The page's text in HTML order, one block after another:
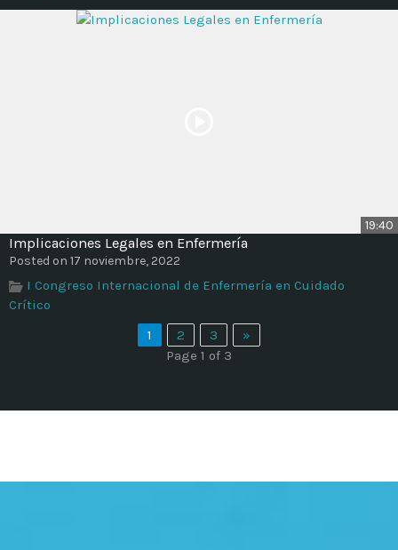
19:40
Implicaciones Legales en Enfermería
Posted on 17 noviembre, 2022
I Congreso Internacional de Enfermería en Cuidado
Crítico
1
2 3
»
Page 1 of 3